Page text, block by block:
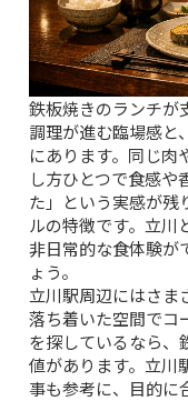
鉄板焼きのランチが
調理が進む臨場感と
にあります。同じ肉
し方ひとつで食感や
た」という実感が残
ルの特徴です。立川
非日常的な食体験が
ょう。
立川駅周辺にはさま
落ち着いた空間でコ
を探しているなら、
値があります。 立川
事も参考に、目的に